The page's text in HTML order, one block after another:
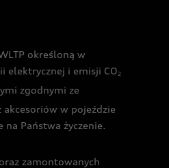
określoną w
elektrycznej i emisji CO2
zgodnymi ze
akcesoriów w pojeździe
Państwa życzenie.
zamontowanych